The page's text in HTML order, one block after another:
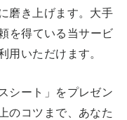
磨き上げます。大手
を得ている当サービ
用いただけます。
シート」をプレゼン
のコツまで、あなた